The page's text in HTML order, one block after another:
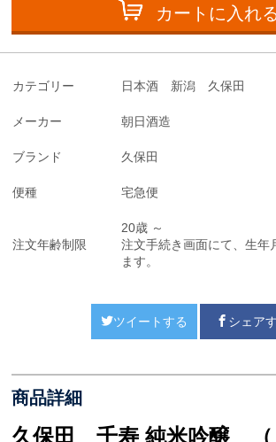
カートに入れ
カテゴリー 日本酒 新潟 久保田
メーカー 朝日酒造
ブランド 久保田
便種 宅急便
注文年齢制限
20歳 ～
注文手続き画面にて、生年
ます。
ツイートする シェア
商品詳細
久保田 千寿 純米吟醸